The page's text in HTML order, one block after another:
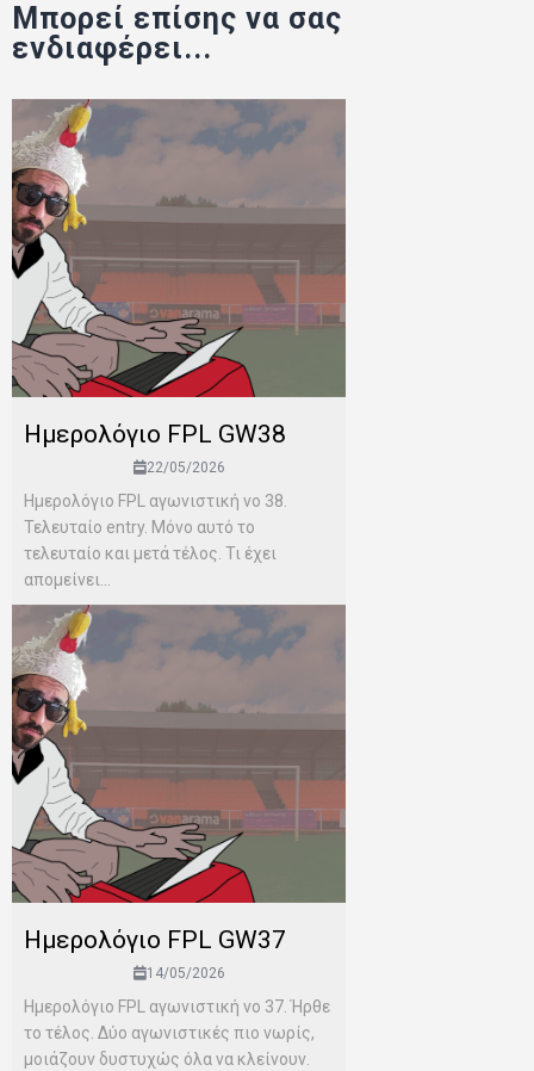
Μπορεί επίσης να σας
ενδιαφέρει...
Ημερολόγιο FPL GW38
22/05/2026
Ημερολόγιο FPL αγωνιστική νο 38.
Τελευταίο entry. Μόνο αυτό το
τελευταίο και μετά τέλος. Τι έχει
απομείνει...
Ημερολόγιο FPL GW37
14/05/2026
Ημερολόγιο FPL αγωνιστική νο 37. Ήρθε
το τέλος. Δύο αγωνιστικές πιο νωρίς,
μοιάζουν δυστυχώς όλα να κλείνουν.